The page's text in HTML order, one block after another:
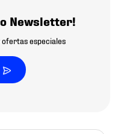
Newsletter!
ofertas especiales